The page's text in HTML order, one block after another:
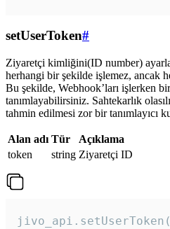
setUserToken#
Ziyaretçi kimliğini(ID number)
herhangi bir şekilde işlemez, ancak
Bu şekilde, Webhook’ları işlerken
tanımlayabilirsiniz. Sahtekarlık
tahmin edilmesi zor bir tanımlayıcı
Alan adı Tür
Açıklama
token
string Ziyaretçi ID